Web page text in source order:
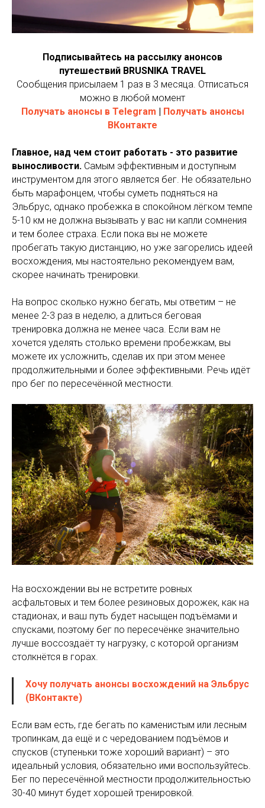
Подписывайтесь на рассылку анонсов
путешествий BRUSNIKA TRAVEL
Сообщения присылаем 1 раз в 3 месяца. Отписаться
можно в любой момент
Получать анонсы в Telegram | Получать анонсы
ВКонтакте
Главное, над чем стоит работать - это развитие
выносливости. Самым эффективным и доступным
инструментом для этого является бег. Не обязательно
быть марафонцем, чтобы суметь подняться на
Эльбрус, однако пробежка в спокойном лёгком темпе
5-10 км не должна вызывать у вас ни капли сомнения
и тем более страха. Если пока вы не можете
пробегать такую дистанцию, но уже загорелись идеей
восхождения, мы настоятельно рекомендуем вам,
скорее начинать тренировки.
На вопрос сколько нужно бегать, мы ответим – не
менее 2-3 раз в неделю, а длиться беговая
тренировка должна не менее часа. Если вам не
хочется уделять столько времени пробежкам, вы
можете их усложнить, сделав их при этом менее
продолжительными и более эффективными. Речь идёт
про бег по пересечённой местности.
На восхождении вы не встретите ровных
асфальтовых и тем более резиновых дорожек, как на
стадионах, и ваш путь будет насыщен подъёмами и
спусками, поэтому бег по пересечёнке значительно
лучше воссоздаёт ту нагрузку, с которой организм
столкнётся в горах.
Хочу получать анонсы восхождений на Эльбрус
(ВКонтакте)
Если вам есть, где бегать по каменистым или лесным
тропинкам, да ещё и с чередованием подъёмов и
спусков (ступеньки тоже хороший вариант) – это
идеальный условия, обязательно ими воспользуйтесь.
Бег по пересечённой местности продолжительностью
30-40 минут будет хорошей тренировкой.